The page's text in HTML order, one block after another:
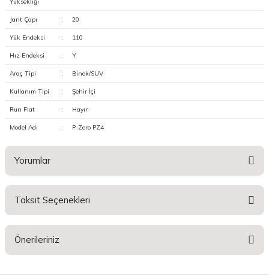
Yüksekliği
Jant Çapı : 20
Yük Endeksi : 110
Hız Endeksi : Y
Araç Tipi : Binek/SUV
Kullanım Tipi : Şehir İçi
Run Flat : Hayır
Model Adı : P-Zero PZ4
Yorumlar
Taksit Seçenekleri
Önerileriniz